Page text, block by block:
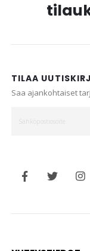
TILAA
Saa ajankohtaiset